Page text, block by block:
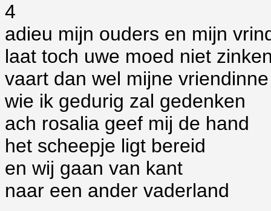
4
adieu mijn ouders en mijn
laat toch uwe moed niet
vaart dan wel mijne vriendinne
wie ik gedurig zal gedenken
ach rosalia geef mij de hand
het scheepje ligt bereid
en wij gaan van kant
naar een ander vaderland